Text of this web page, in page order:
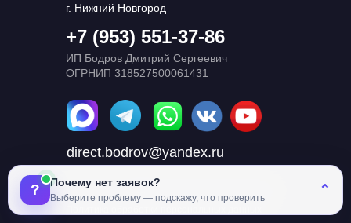
? Почему нет заявок?
Выберите проблему — подскажу, что проверить ⌃
Согласие на обработку персональных данных
г. Нижний Новгород
+7 (953) 551-37-86
direct.bodrov@yandex.ru
ИП Бодров Дмитрий Сергеевич
ОГРНИП 318527500061431